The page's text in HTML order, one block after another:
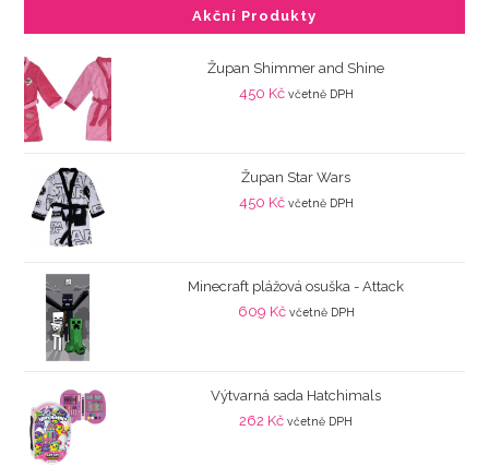
Akční Produkty
Župan Shimmer and Shine
450 Kč včetně DPH
Župan Star Wars
450 Kč včetně DPH
Minecraft plážová osuška - Attack
609 Kč včetně DPH
Výtvarná sada Hatchimals
262 Kč včetně DPH